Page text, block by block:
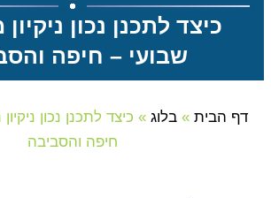
כיצד לתכנן נכון
שבועי – חיפה
דף הבית »בלוג » כיצד לתכנן נכון
חיפה והסביבה